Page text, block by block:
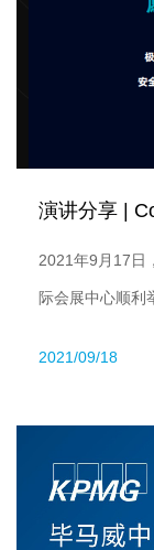
2021年9月17日
际会展中心顺利
2021/09/18